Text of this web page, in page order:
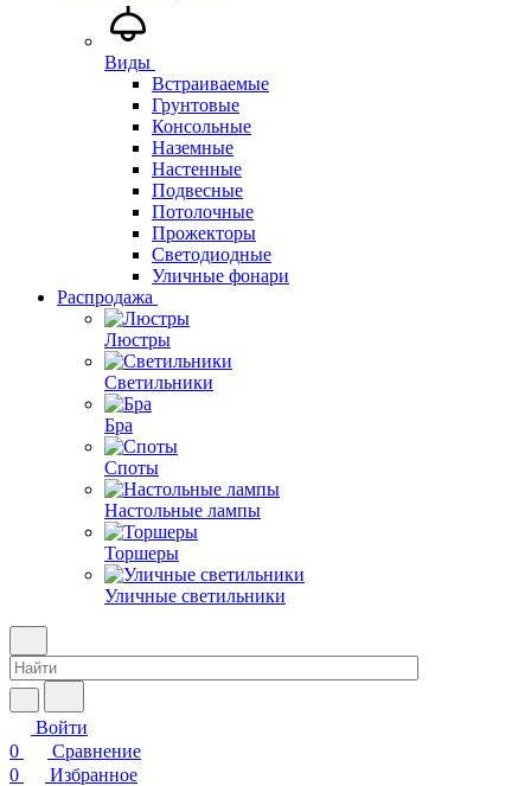
Виды
Встраиваемые
Грунтовые
Консольные
Наземные
Настенные
Подвесные
Потолочные
Прожекторы
Светодиодные
Уличные фонари
Распродажа
Люстры
Светильники
Бра
Споты
Настольные лампы
Торшеры
Уличные светильники
Войти
0
Сравнение
0
Избранное